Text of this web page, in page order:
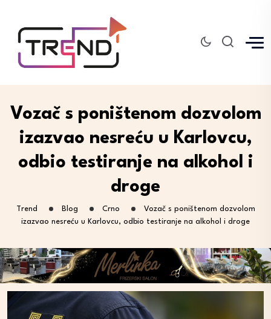
Vozač s poništenom dozvolom
izazvao nesreću u Karlovcu,
odbio testiranje na alkohol i
droge
Trend Blog Crno
Vozač s poništenom dozvolom
izazvao nesreću u Karlovcu, odbio testiranje na alkohol i droge